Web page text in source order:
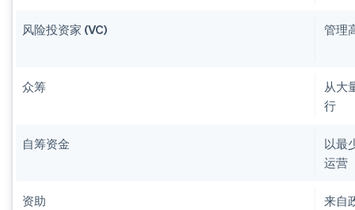
风险投资家 (VC) 管理
众筹
从大
行
自筹资金
以最
运营
资助
来自